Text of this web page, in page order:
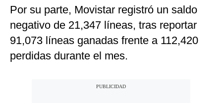
Por su parte, Movistar registró un saldo
negativo de 21,347 líneas, tras reportar
91,073 líneas ganadas frente a 112,420
perdidas durante el mes.